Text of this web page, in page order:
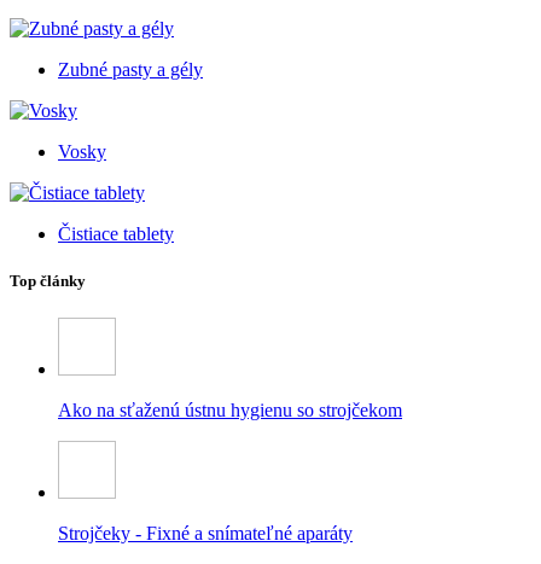
Zubné pasty a gély
Vosky
Čistiace tablety
Top články
Ako na sťaženú ústnu hygienu so strojčekom
Strojčeky - Fixné a snímateľné aparáty